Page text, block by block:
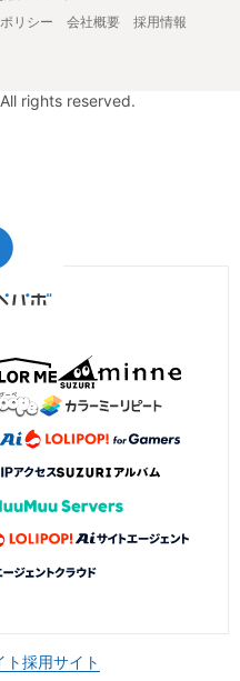
リシー 会社概要
採用情報
rights reserved.
ト採用サイト